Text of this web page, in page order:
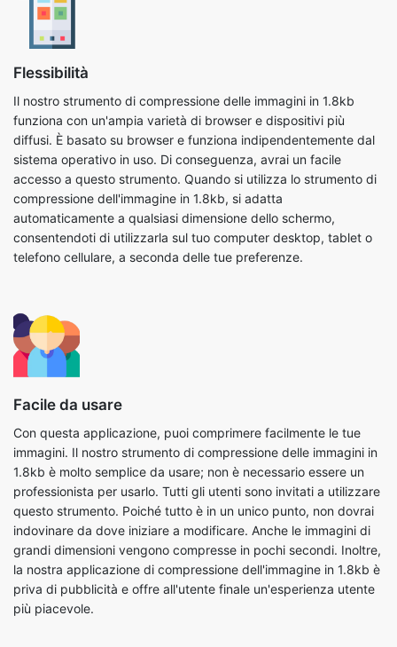
Flessibilità
funziona con un'ampia varietà di browser e dispositivi più
diffusi. È basato su browser e funziona indipendentemente dal
accesso a questo strumento. Quando si utilizza lo strumento di
compressione dell'immagine in 1.8kb, si adatta
automaticamente a qualsiasi dimensione dello schermo,
consentendoti di utilizzarla sul tuo computer desktop, tablet o
telefono cellulare, a seconda delle tue preferenze.
Facile da usare
Con questa applicazione, puoi comprimere facilmente le tue
1.8kb è molto semplice da usare; non è necessario essere un
questo strumento. Poiché tutto è in un unico punto, non dovrai
indovinare da dove iniziare a modificare. Anche le immagini di
grandi dimensioni vengono compresse in pochi secondi. Inoltre,
la nostra applicazione di compressione dell'immagine in 1.8kb è
priva di pubblicità e offre all'utente finale un'esperienza utente
più piacevole.